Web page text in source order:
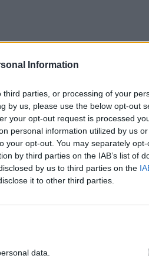
Information
parties, or processing of your
by us, please use the below opt-out
your opt-out request is processed
personal information utilized by us
your opt-out. You may separately
by third parties on the IAB’s list of
by us to third parties on the
it to other third parties.
data.
του Άρη και του
τον Στέφαν